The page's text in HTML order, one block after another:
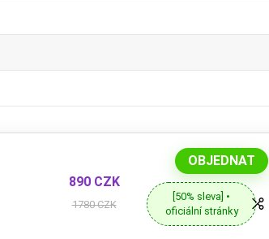
890 CZK
1780 CZK
OBJEDNAT
[50% sleva] •
oficiální stránky